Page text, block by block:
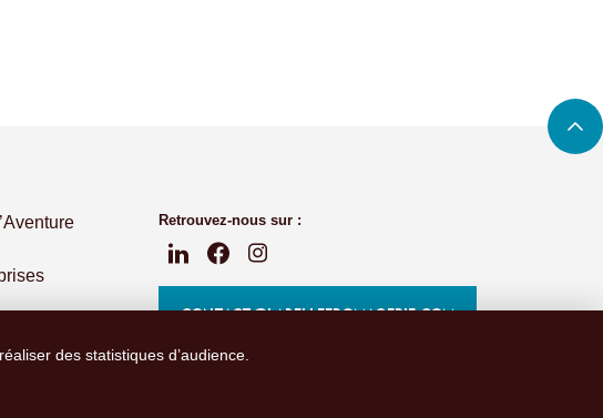
Retrouvez-nous sur :
CONTACT@LABELLEFROMAGERIE.COM
des statistiques d’audience.